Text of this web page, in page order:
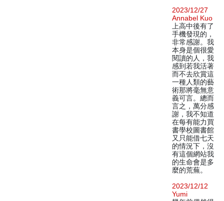
2023/12/27
Annabel Kuo
上高中後有了
手機發現的，
非常感謝。我
本身是個很愛
閱讀的人，我
感到若我活著
而不去欣賞這
一種人類的藝
術那將毫無意
義可言。總而
言之，萬分感
謝，我不知道
在每有能力買
書學校圖書館
又只能借七天
的情況下，沒
有這個網站我
的生命會是多
麼的荒蕪。
2023/12/12
Yumi